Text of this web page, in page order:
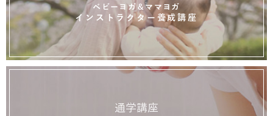
ベビーヨガ＆ママヨガ
インストラクター養成講座
通学講座